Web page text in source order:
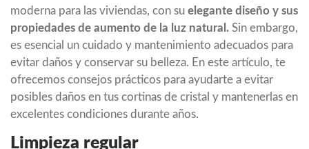
moderna para las viviendas, con su elegante diseño y sus
propiedades de aumento de la luz natural. Sin embargo,
es esencial un cuidado y mantenimiento adecuados para
evitar daños y conservar su belleza. En este artículo, te
ofrecemos consejos prácticos para ayudarte a evitar
posibles daños en tus cortinas de cristal y mantenerlas en
excelentes condiciones durante años.
Limpieza regular